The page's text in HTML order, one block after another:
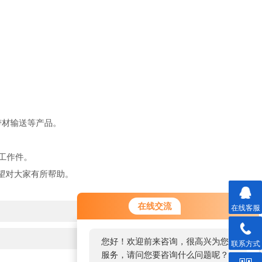
在线交流
您好！欢迎前来咨询，很高兴为您
服务，请问您要咨询什么问题呢？
输送等产品。
件。
大家有所帮助。
在线客服
联系方式